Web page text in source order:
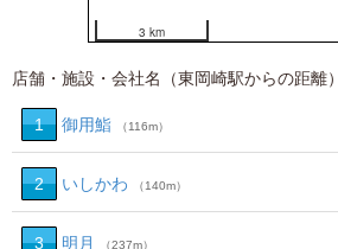
3 km
店舗・施設・会社名（東岡崎駅からの距離）
1 御用鮨 （116m）
2 いしかわ （140m）
3 明月 （237m）